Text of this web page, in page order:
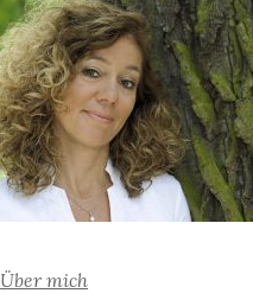
Über mich